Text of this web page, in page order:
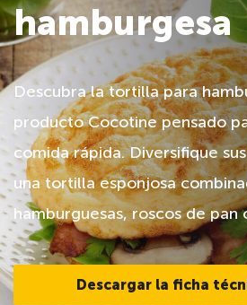
hamburgesa
Descubra la tortilla para
producto Cocotine pensado
comida rápida. Diversifique
una tortilla esponjosa
hamburguesas, roscos de pan
Descargar la ficha